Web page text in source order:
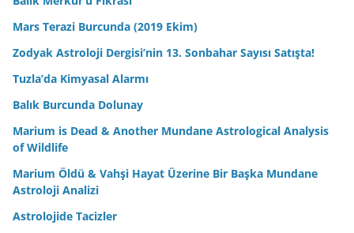
Mars Terazi Burcunda (2019 Ekim)
Zodyak Astroloji Dergisi’nin 13. Sonbahar Sayısı Satışta!
Tuzla’da Kimyasal Alarmı
Balık Burcunda Dolunay
Marium is Dead & Another Mundane Astrological Analysis
of Wildlife
Marium Öldü & Vahşi Hayat Üzerine Bir Başka Mundane
Astroloji Analizi
Astrolojide Tacizler